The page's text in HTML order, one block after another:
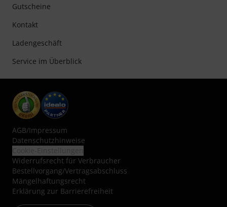
Gutscheine
Kontakt
Ladengeschäft
Service im Überblick
AGB/Impressum
Datenschutzhinweise
Widerrufsrecht für Verbraucher
Bestellvorgang/Vertragsabschluss
Mängelhaftungsrecht
Erklärung zur Barrierefreiheit